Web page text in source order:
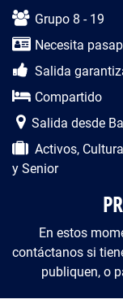
Grupo 8 - 19
Necesita
Salida
Compartido
Salida desde
Activos,
y Senior
En estos
contáctanos si
publiquen, o